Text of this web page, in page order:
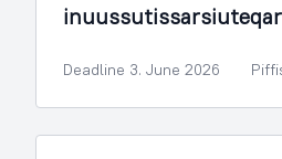
Deadline 3. June 2026